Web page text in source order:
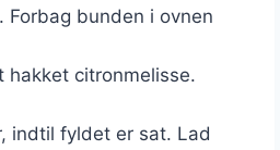
bunden i ovnen
citronmelisse.
indtil fyldet er sat. Lad